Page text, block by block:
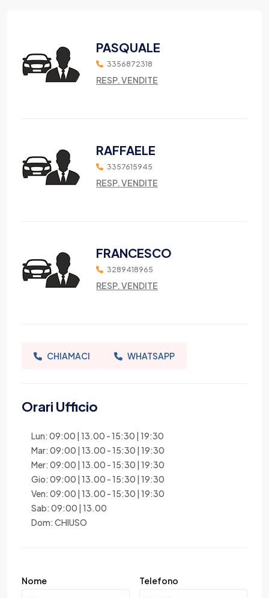
PASQUALE
3356872318
RESP. VENDITE
RAFFAELE
3357615945
RESP. VENDITE
FRANCESCO
3289418965
RESP. VENDITE
CHIAMACI WHATSAPP
Orari Ufficio
Lun: 09:00 | 13.00 - 15:30 | 19:30
Mar: 09:00 | 13.00 - 15:30 | 19:30
Mer: 09:00 | 13.00 - 15:30 | 19:30
Gio: 09:00 | 13.00 - 15:30 | 19:30
Ven: 09:00 | 13.00 - 15:30 | 19:30
Sab: 09:00 | 13.00
Dom: CHIUSO
Nome Telefono